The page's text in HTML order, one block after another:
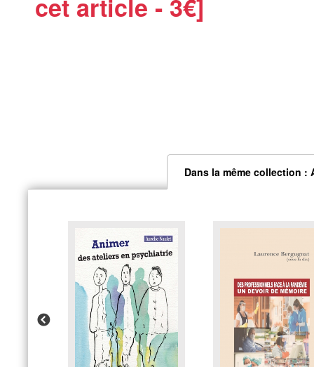
cet article - 3€]
Dans la même collection :